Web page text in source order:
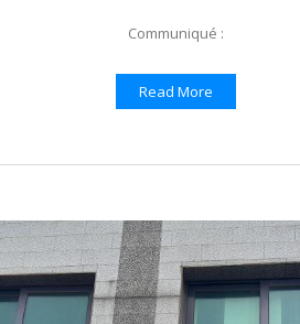
Communiqué :
Read More